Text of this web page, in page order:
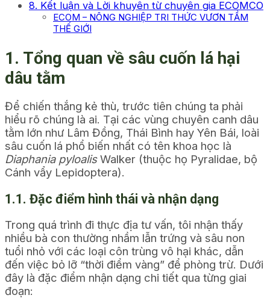
8. Kết luận và Lời khuyên từ chuyên gia ECOMCO
ECOM – NÔNG NGHIỆP TRI THỨC VƯƠN TẦM
THẾ GIỚI
1. Tổng quan về sâu cuốn lá hại
dâu tằm
Để chiến thắng kẻ thù, trước tiên chúng ta phải
hiểu rõ chúng là ai. Tại các vùng chuyên canh dâu
tằm lớn như Lâm Đồng, Thái Bình hay Yên Bái, loài
sâu cuốn lá phổ biến nhất có tên khoa học là
Diaphania pyloalisWalker (thuộc họ Pyralidae, bộ
Cánh vẩy Lepidoptera).
1.1. Đặc điểm hình thái và nhận dạng
Trong quá trình đi thực địa tư vấn, tôi nhận thấy
nhiều bà con thường nhầm lẫn trứng và sâu non
tuổi nhỏ với các loại côn trùng vô hại khác, dẫn
đến việc bỏ lỡ “thời điểm vàng” để phòng trừ. Dưới
đây là đặc điểm nhận dạng chi tiết qua từng giai
đoạn: